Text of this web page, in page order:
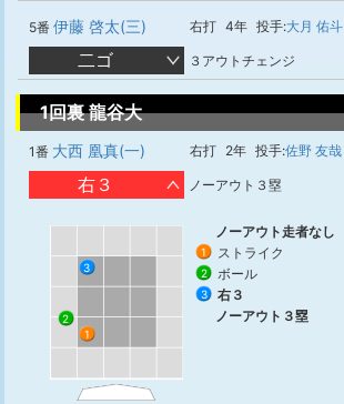
5番 伊藤 啓太(三) 右打 4年 投手:大月 佑斗
二ゴ ３アウトチェンジ
1回裏 龍谷大
1番 大西 凰真(一) 右打 2年 投手:佐野 友哉
右３ ノーアウト３塁
1
2
3
ノーアウト走者なし
1 ストライク
2 ボール
3
右３
ノーアウト３塁